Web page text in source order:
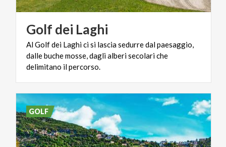
Golf dei Laghi
Al Golf dei Laghi ci si lascia sedurre dal paesaggio,
dalle buche mosse, dagli alberi secolari che
delimitano il percorso.
GOLF